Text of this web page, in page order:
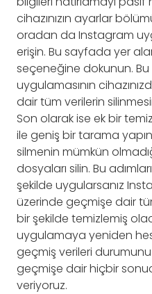
cihazınızın ayarlar
oradan da Instagram
erişin. Bu sayfada yer
seçeneğine dokunun.
uygulamasının
dair tüm verilerin
Son olarak ise ek bir
ile geniş bir tarama
silmenin mümkün
dosyaları silin. Bu
şekilde uygularsanız
üzerinde geçmişe dair
bir şekilde temizlemiş
uygulamaya yeniden
geçmiş verileri
geçmişe dair hiçbir
veriyoruz.